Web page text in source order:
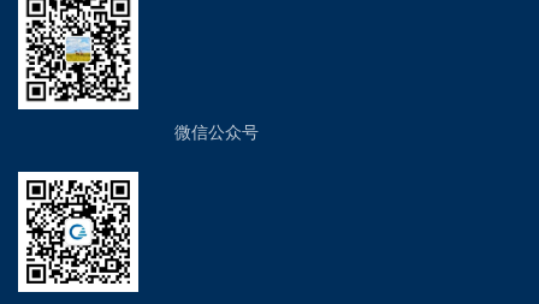
微信公众号